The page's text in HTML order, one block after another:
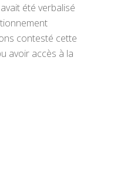
été verbalisé
contesté cette
avoir accès à la